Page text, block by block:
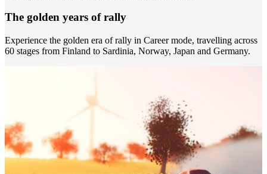
The golden years of rally
Experience the golden era of rally in Career mode, travelling across
60 stages from Finland to Sardinia, Norway, Japan and Germany.